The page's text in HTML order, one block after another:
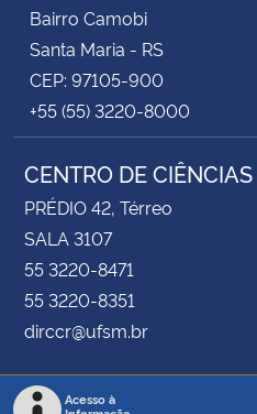
Bairro Camobi
Santa Maria - RS
CEP: 97105-900
+55 (55) 3220-8000
CENTRO DE
PRÉDIO 42, Térreo
SALA 3107
55 3220-8471
55 3220-8351
dirccr@ufsm.br
Acesso à